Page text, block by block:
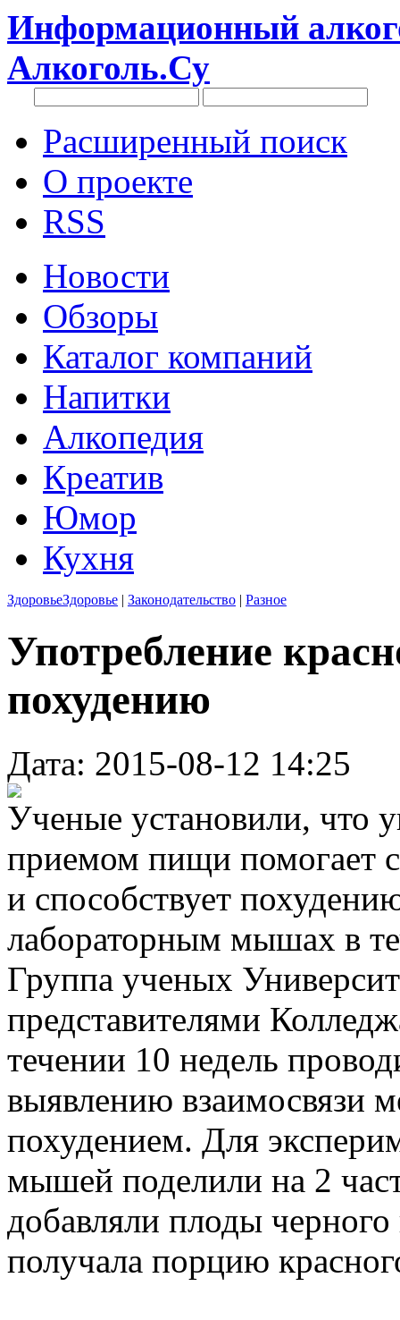
Информационный
Алкоголь.Су
Расширенный поиск
О проекте
RSS
Новости
Обзоры
Каталог компаний
Напитки
Алкопедия
Креатив
Юмор
Кухня
ЗдоровьеЗдоровье | Законодательство | Разное
Употребление
похудению
Дата: 2015-08-12 14:25
Ученые установили, что
приемом пищи помогает
и способствует
лабораторным мышах в
Группа ученых
представителями
течении 10 недель
выявлению взаимосвязи
похудением. Для
мышей поделили на 2
добавляли плоды
получала порцию